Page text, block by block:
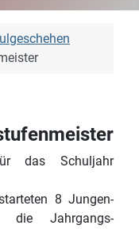
das Schuljahr
8 Jungen-
Jahrgangs-